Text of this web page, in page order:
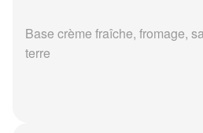
Base crème fraîche, fromage,
terre